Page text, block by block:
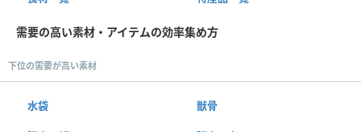
需要の高い素材・アイテムの効率集め方
下位の需要が高い素材
水袋 獣骨